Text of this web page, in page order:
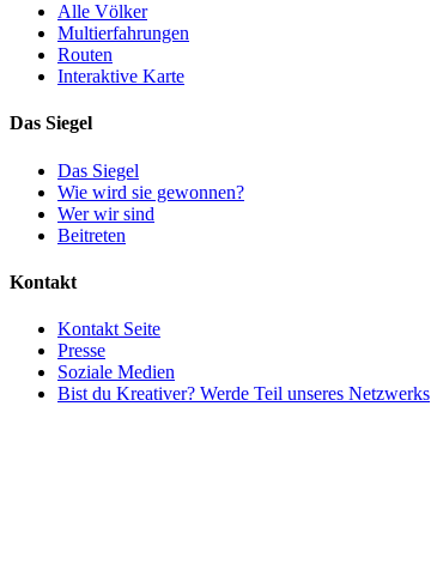
Alle Völker
Multierfahrungen
Routen
Interaktive Karte
Das Siegel
Das Siegel
Wie wird sie gewonnen?
Wer wir sind
Beitreten
Kontakt
Kontakt Seite
Presse
Soziale Medien
Bist du Kreativer? Werde Teil unseres Netzwerks